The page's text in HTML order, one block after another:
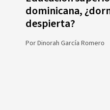
dominicana,
despierta?
PorDinorah García Romero